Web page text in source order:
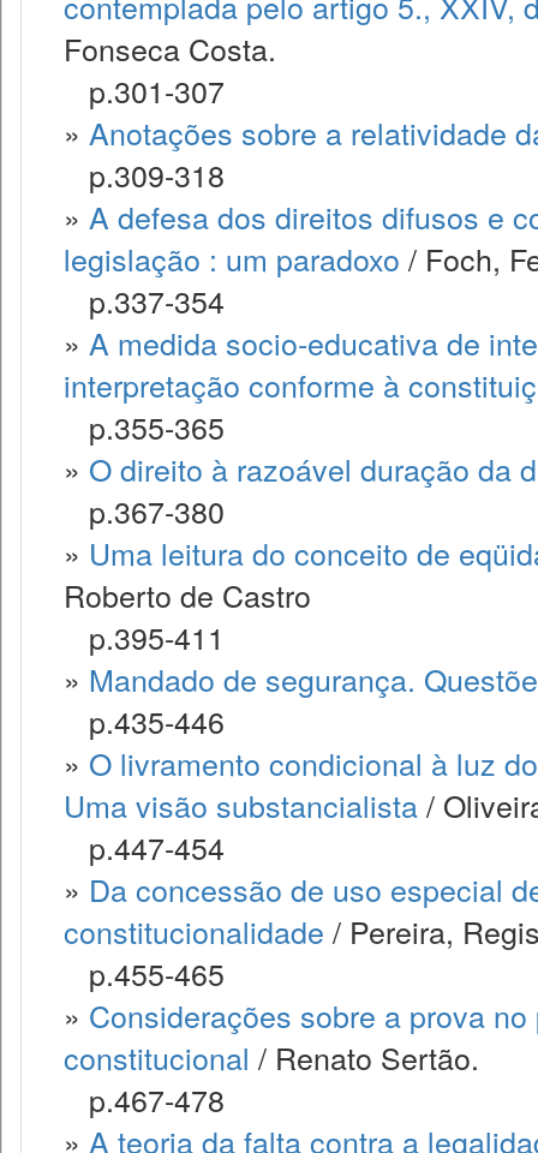
Fonseca Costa.
p.301-307
» Anotações sobre a relatividade
p.309-318
» A defesa dos direitos difusos e
legislação : um paradoxo / Foch,
p.337-354
» A medida socio-educativa de
interpretação conforme à
p.355-365
» O direito à razoável duração da
p.367-380
» Uma leitura do conceito de
Roberto de Castro
p.395-411
» Mandado de segurança.
p.435-446
» O livramento condicional à luz
Uma visão substancialista/
p.447-454
» Da concessão de uso especial
constitucionalidade / Pereira,
p.455-465
» Considerações sobre a prova
constitucional / Renato Sertão.
p.467-478
» A teoria da falta contra a